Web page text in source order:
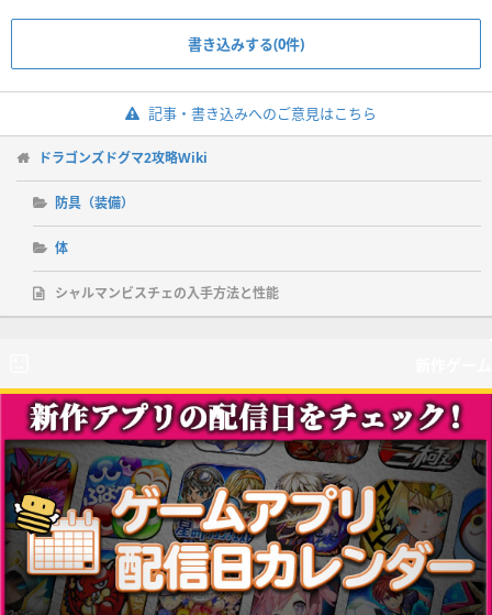
書き込みする(0件)
記事・書き込みへのご意見はこちら
ドラゴンズドグマ2攻略Wiki
防具（装備）
体
シャルマンビスチェの入手方法と性能